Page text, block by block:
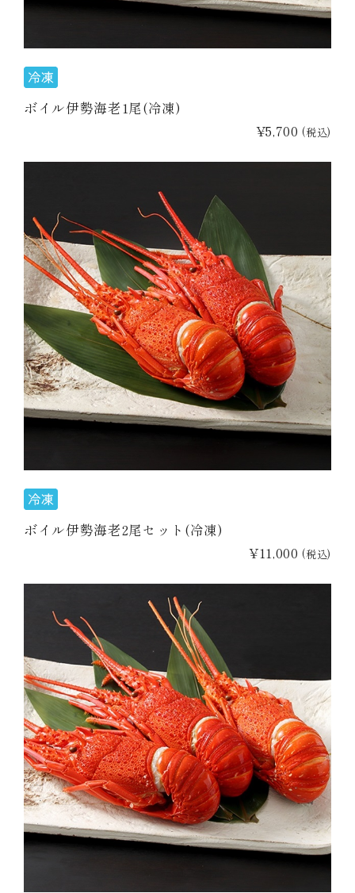
ボイル伊勢海老1尾(冷凍)
¥5,700 (税込)
ボイル伊勢海老2尾セット(冷凍)
¥11,000 (税込)